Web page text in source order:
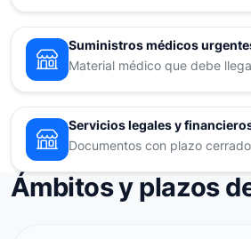
Suministros médicos
Material médico que debe
Servicios legales y
Documentos con plazo cerrado
Ámbitos y plazos